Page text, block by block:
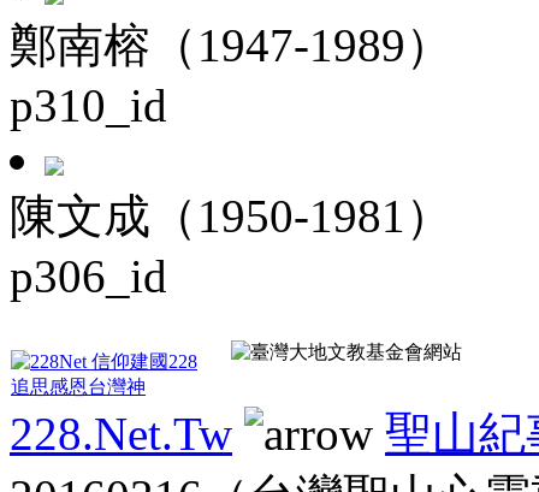
鄭南榕（1947-1989）
p310_id
陳文成（1950-1981）
p306_id
228.Net.Tw
聖山紀